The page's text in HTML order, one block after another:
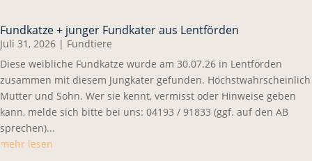
Fundkatze + junger Fundkater aus Lentförden
Juli 31, 2026 | Fundtiere
Diese weibliche Fundkatze wurde am 30.07.26 in Lentförden
zusammen mit diesem Jungkater gefunden. Höchstwahrscheinlich
Mutter und Sohn. Wer sie kennt, vermisst oder Hinweise geben
kann, melde sich bitte bei uns: 04193 / 91833 (ggf. auf den AB
sprechen)...
mehr lesen